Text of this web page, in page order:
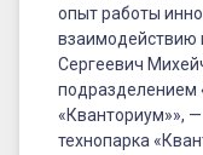
опыт работы
взаимодействию
Сергеевич
подразделением
«Кванториум»»,
технопарка